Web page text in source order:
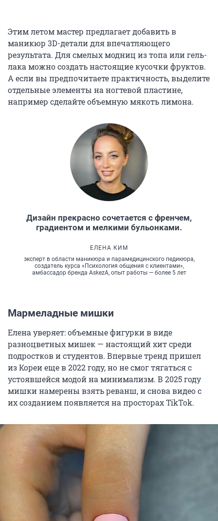
Этим летом мастер предлагает добавить в
маникюр 3D-детали для впечатляющего
результата. Для смелых модниц из топа или гель-
лака можно создать настоящие кусочки фруктов.
А если вы предпочитаете практичность, выделите
отдельные элементы на ногтевой пластине,
например сделайте объемную мякоть лимона.
Дизайн прекрасно сочетается с френчем,
градиентом и мелкими бульонками.
ЕЛЕНА КИМ
эксперт в области маникюра и парамедицинского педикюра,
создатель курса «Психология общения с клиентами»,
амбассадор бренда AskezA, опыт работы — более 5 лет
Мармеладные мишки
Елена уверяет: объемные фигурки в виде
разноцветных мишек — настоящий хит среди
подростков и студентов. Впервые тренд пришел
из Кореи еще в2022 году, но не смог тягаться с
устоявшейся модой на минимализм. В 2025 году
мишки намерены взять реванш, и снова видео с
их созданием появляется на просторах TikTok.